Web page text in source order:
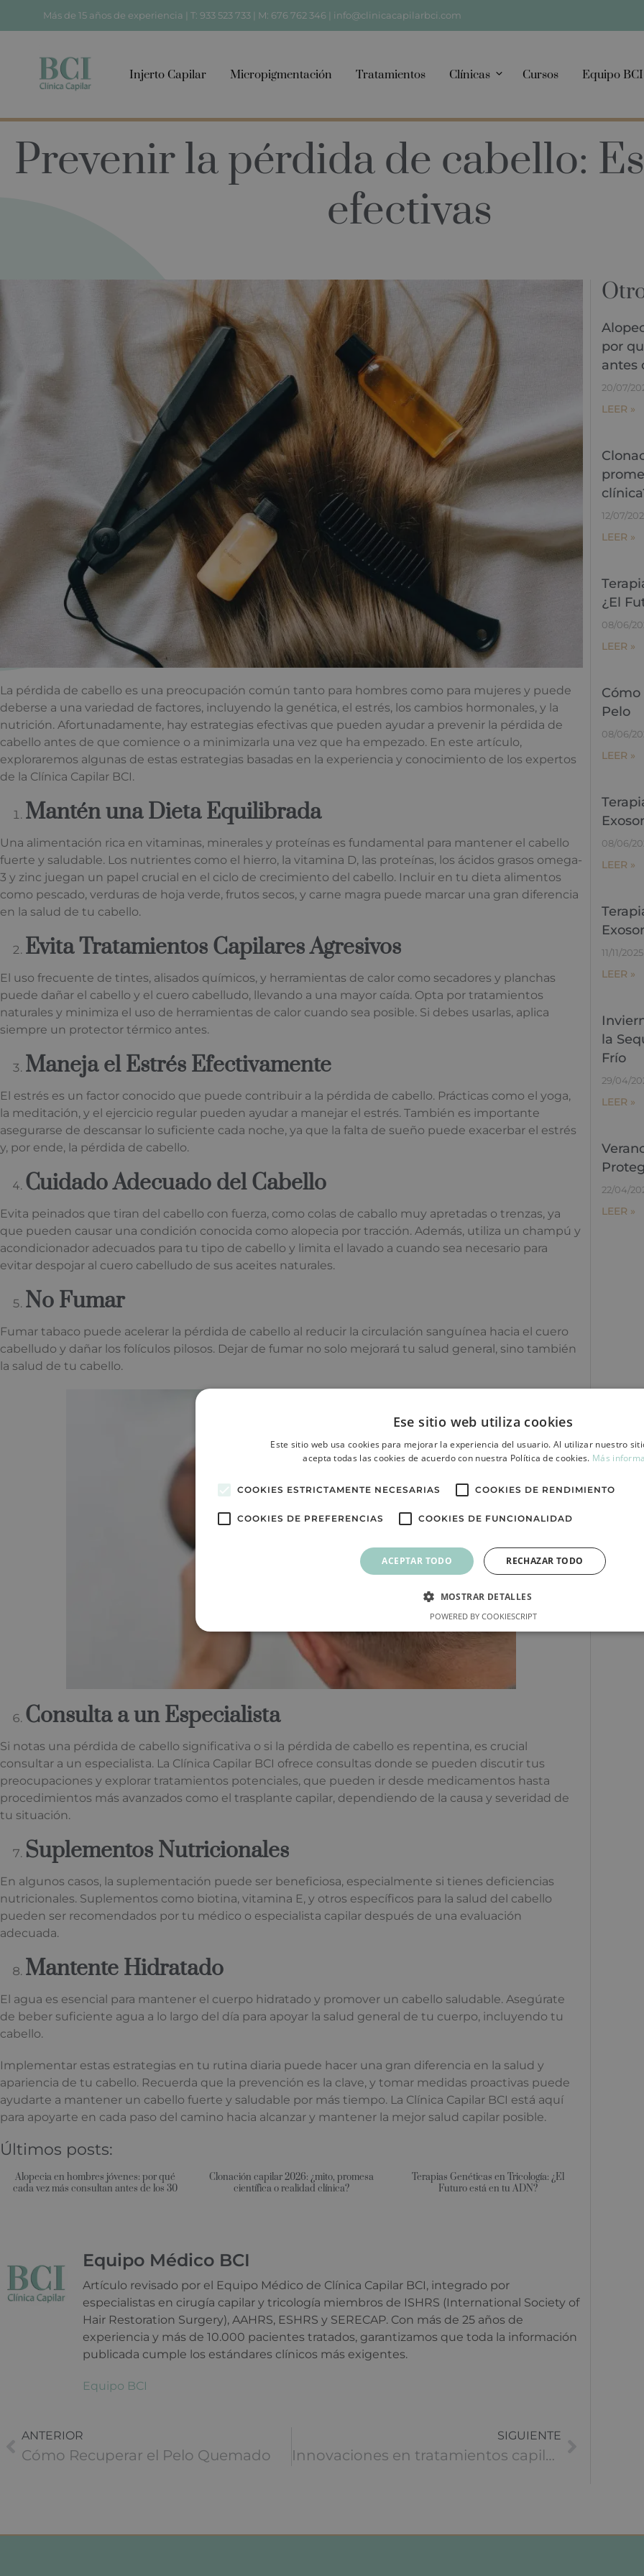
Más de 15 años de experiencia | T: 933 523 733 | M: 676 762 346 | info@clinicacapilarbci.com
Injerto Capilar Micropigmentación Tratamientos Clínicas Cursos Equipo BCI
Prevenir la pérdida de cabello:
efectivas
La pérdida de cabello es una preocupación común tanto para hombres como para mujeres y puede
deberse a una variedad de factores, incluyendo la genética, el estrés, los cambios hormonales, y la
nutrición. Afortunadamente, hay estrategias efectivas que pueden ayudar a prevenir la pérdida de
cabello antes de que comience o a minimizarla una vez que ha empezado. En este artículo,
exploraremos algunas de estas estrategias basadas en la experiencia y conocimiento de los expertos
de la Clínica Capilar BCI.
Mantén una Dieta Equilibrada
Una alimentación rica en vitaminas, minerales y proteínas es fundamental para mantener el cabello
fuerte y saludable. Los nutrientes como el hierro, la vitamina D, las proteínas, los ácidos grasos omega-
3 y zinc juegan un papel crucial en el ciclo de crecimiento del cabello. Incluir en tu dieta alimentos
como pescado, verduras de hoja verde, frutos secos, y carne magra puede marcar una gran diferencia
en la salud de tu cabello.
Evita Tratamientos Capilares Agresivos
El uso frecuente de tintes, alisados químicos, y herramientas de calor como secadores y planchas
puede dañar el cabello y el cuero cabelludo, llevando a una mayor caída. Opta por tratamientos
naturales y minimiza el uso de herramientas de calor cuando sea posible. Si debes usarlas, aplica
siempre un protector térmico antes.
Maneja el Estrés Efectivamente
El estrés es un factor conocido que puede contribuir a la pérdida de cabello. Prácticas como el yoga,
la meditación, y el ejercicio regular pueden ayudar a manejar el estrés. También es importante
asegurarse de descansar lo suficiente cada noche, ya que la falta de sueño puede exacerbar el estrés
y, por ende, la pérdida de cabello.
Cuidado Adecuado del Cabello
Evita peinados que tiran del cabello con fuerza, como colas de caballo muy apretadas o trenzas, ya
que pueden causar una condición conocida como alopecia por tracción. Además, utiliza un champú y
acondicionador adecuados para tu tipo de cabello y limita el lavado a cuando sea necesario para
evitar despojar al cuero cabelludo de sus aceites naturales.
No Fumar
Fumar tabaco puede acelerar la pérdida de cabello al reducir la circulación sanguínea hacia el cuero
cabelludo y dañar los folículos pilosos. Dejar de fumar no solo mejorará tu salud general, sino también
la salud de tu cabello.
Consulta a un Especialista
Si notas una pérdida de cabello significativa o si la pérdida de cabello es repentina, es crucial
consultar a un especialista. La Clínica Capilar BCI ofrece consultas donde se pueden discutir tus
preocupaciones y explorar tratamientos potenciales, que pueden ir desde medicamentos hasta
procedimientos más avanzados como el trasplante capilar, dependiendo de la causa y severidad de
tu situación.
Suplementos Nutricionales
En algunos casos, la suplementación puede ser beneficiosa, especialmente si tienes deficiencias
nutricionales. Suplementos como biotina, vitamina E, y otros específicos para la salud del cabello
pueden ser recomendados por tu médico o especialista capilar después de una evaluación
adecuada.
Mantente Hidratado
El agua es esencial para mantener el cuerpo hidratado y promover un cabello saludable. Asegúrate
de beber suficiente agua a lo largo del día para apoyar la salud general de tu cuerpo, incluyendo tu
cabello.
Implementar estas estrategias en tu rutina diaria puede hacer una gran diferencia en la salud y
apariencia de tu cabello. Recuerda que la prevención es la clave, y tomar medidas proactivas puede
ayudarte a mantener un cabello fuerte y saludable por más tiempo. La Clínica Capilar BCI está aquí
para apoyarte en cada paso del camino hacia alcanzar y mantener la mejor salud capilar posible.
Últimos posts:
Alopecia en hombres jóvenes: por qué
cada vez más consultan antes de los 30
Clonación capilar 2026: ¿mito, promesa
científica o realidad clínica?
Terapias Genéticas en Tricología: ¿El
Futuro está en tu ADN?
Equipo Médico BCI
Artículo revisado por el Equipo Médico de Clínica Capilar BCI, integrado por
especialistas en cirugía capilar y tricología miembros de ISHRS (International Society of
Hair Restoration Surgery), AAHRS, ESHRS y SERECAP. Con más de 25 años de
experiencia y más de 10.000 pacientes tratados, garantizamos que toda la información
publicada cumple los estándares clínicos más exigentes.
Equipo BCI
ANTERIOR
Cómo Recuperar el Pelo Quemado
SIGUIENTE
Innovaciones en tratamientos capilares: Lo último en tecnología
por
antes
20/07/
LEER »
12/07/
LEER »
¿El
08/06/
LEER »
Pelo
08/06/
LEER »
08/06/
LEER »
11/11/2025
LEER »
la
Frío
29/04/
LEER »
22/04/
LEER »
Ese sitio web utiliza cookies
Este sitio web usa cookies para mejorar la experiencia del usuario. Al utilizar nuestro
acepta todas las cookies de acuerdo con nuestra Política de cookies. Más
COOKIES ESTRICTAMENTE NECESARIAS COOKIES DE RENDIMIENTO
COOKIES DE PREFERENCIAS COOKIES DE FUNCIONALIDAD
ACEPTAR TODO RECHAZAR TODO
MOSTRAR DETALLES
POWERED BY COOKIESCRIPT